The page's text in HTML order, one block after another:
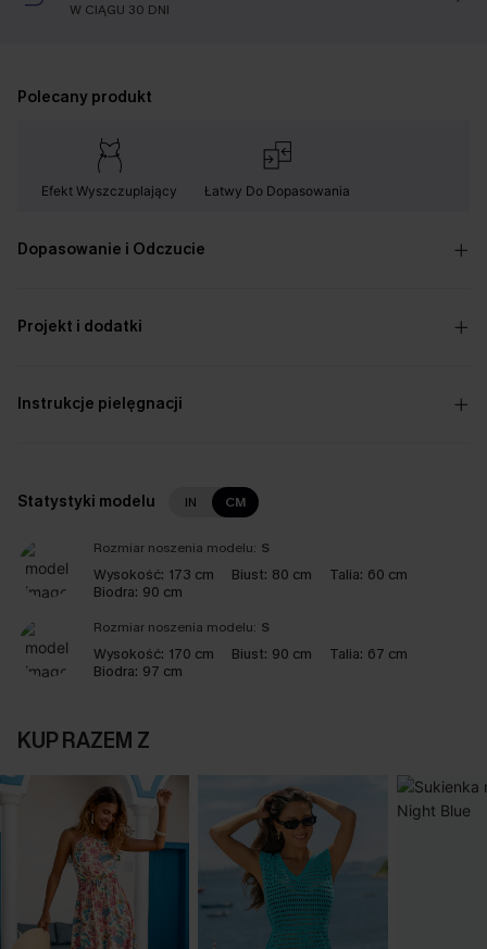
W CIĄGU 30 DNI
Polecany produkt
Efekt Wyszczuplający Łatwy Do Dopasowania
Dopasowanie i Odczucie
Projekt i dodatki
Instrukcje pielęgnacji
Statystyki modelu IN CM
Rozmiar noszenia modelu: S
Wysokość: 173 cm Biust: 80 cm Talia: 60 cm
Biodra: 90 cm
Rozmiar noszenia modelu: S
Wysokość: 170 cm Biust: 90 cm Talia: 67 cm
Biodra: 97 cm
KUP RAZEM Z